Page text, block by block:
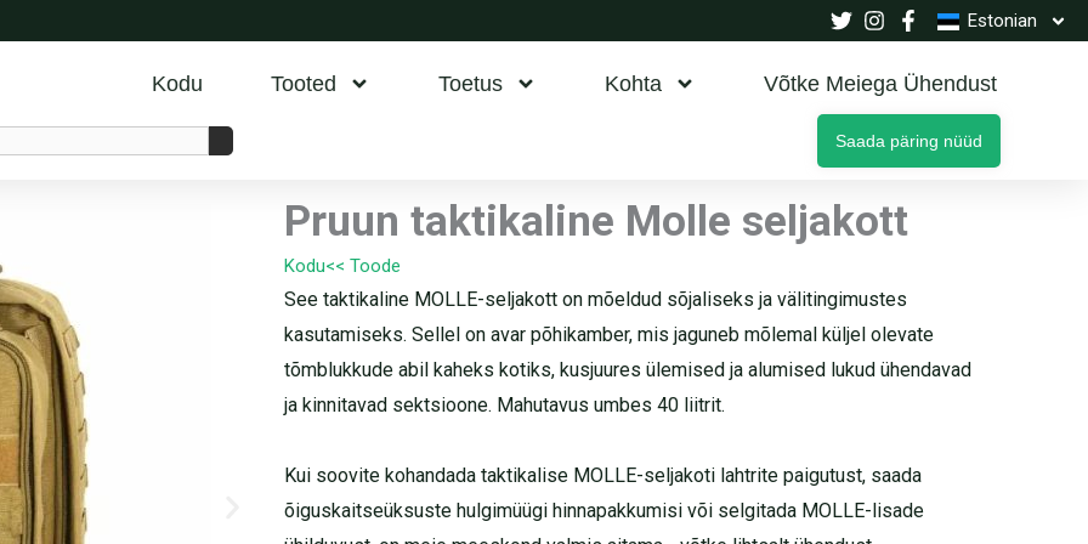
Estonian
Kodu Tooted Toetus Kohta Võtke Meiega Ühendust
Saada päring nüüd
Pruun taktikaline Molle seljakott
Kodu<< Toode
See taktikaline MOLLE-seljakott on mõeldud sõjaliseks ja välitingimustes
kasutamiseks. Sellel on avar põhikamber, mis jaguneb mõlemal küljel olevate
tõmblukkude abil kaheks kotiks, kusjuures ülemised ja alumised lukud ühendavad
ja kinnitavad sektsioone. Mahutavus umbes 40 liitrit.
Kui soovite kohandada taktikalise MOLLE-seljakoti lahtrite paigutust, saada
õiguskaitseüksuste hulgimüügi hinnapakkumisi või selgitada MOLLE-lisade